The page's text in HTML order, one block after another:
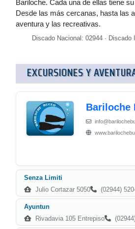
Bariloche. Cada una de ellas tiene
Desde las más cercanas, hasta las
aventura y las recreativas.
Discado Nacional: 02944 · Discado
EXCURSIONES Y
Bariloche
Senza Limiti
Julio Cortazar 5050
(02944)
Ayuntun
Rivadavia 105 Entrepiso